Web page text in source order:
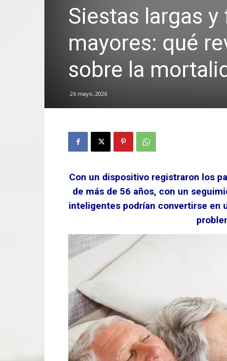
Siestas largas
mayores: qué
sobre la
26 mayo, 2026
Con un dispositivo registraron los
de más de 56 años, con un
inteligentes podrían convertirse en